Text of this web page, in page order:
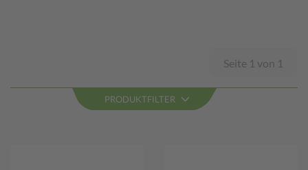
Seite 1 von 1
PRODUKTFILTER